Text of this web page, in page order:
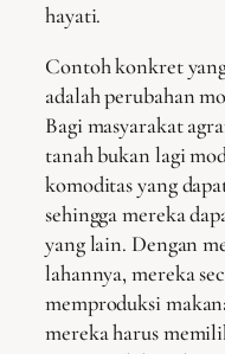
hayati.
Contoh konkret
adalah perubahan
Bagi masyarakat
tanah bukan lagi
komoditas yang
sehingga mereka
yang lain. Dengan
lahannya, mereka
memproduksi
mereka harus